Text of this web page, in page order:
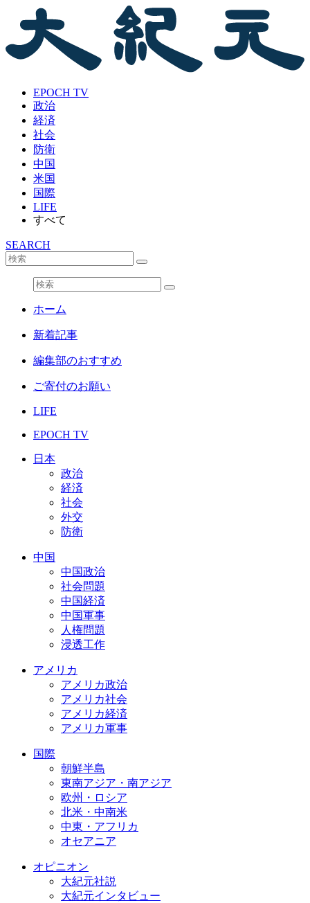
EPOCH TV
政治
経済
社会
防衛
中国
米国
国際
LIFE
すべて
SEARCH
ホーム
新着記事
編集部のおすすめ
ご寄付のお願い
LIFE
EPOCH TV
日本
政治
経済
社会
外交
防衛
中国
中国政治
社会問題
中国経済
中国軍事
人権問題
浸透工作
アメリカ
アメリカ政治
アメリカ社会
アメリカ経済
アメリカ軍事
国際
朝鮮半島
東南アジア・南アジア
欧州・ロシア
北米・中南米
中東・アフリカ
オセアニア
オピニオン
大紀元社説
大紀元インタビュー